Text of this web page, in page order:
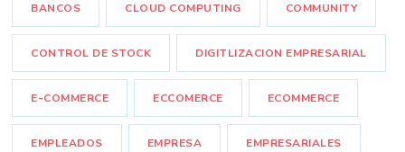
BANCOS CLOUD COMPUTING COMMUNITY
CONTROL DE STOCK DIGITLIZACION EMPRESARIAL
E-COMMERCE ECCOMERCE ECOMMERCE
EMPLEADOS EMPRESA EMPRESARIALES